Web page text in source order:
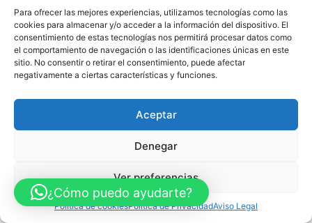
Para ofrecer las mejores experiencias, utilizamos tecnologías como las
cookies para almacenar y/o acceder a la información del dispositivo. El
consentimiento de estas tecnologías nos permitirá procesar datos como
el comportamiento de navegación o las identificaciones únicas en este
sitio. No consentir o retirar el consentimiento, puede afectar
negativamente a ciertas características y funciones.
Aceptar
Denegar
Ver preferencias
Política de cookiesPolítica de PrivacidadAviso Legal
MECANISMO DE RECUPERACIÓN Y RESILENCIA
© Guia Telefónica de Empresas – Todos los derechos reservados.
¿Cómo puedo ayudarte?